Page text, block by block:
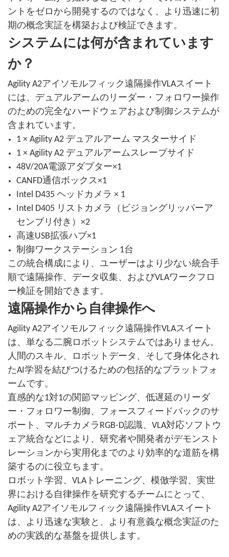
ントをゼロから開発するのではなく、より迅速に初
期の概念実証を構築および検証できます。
システムには何が含まれています
か？
Agility A2アイソモルフィック遠隔操作VLAスイート
には、デュアルアームのリーダー・フォロワー操作
のための完全なハードウェアおよび制御システムが
含まれています。
1 × Agility A2 デュアルアーム マスターサイド
1 × Agility A2 デュアルアームスレーブサイド
48V/20A電源アダプター×1
CANFD通信ボックス×1
Intel D435 ヘッドカメラ × 1
Intel D405 リストカメラ（ビジョングリッパーア
センブリ付き）×2
高速USB拡張ハブ×1
制御ワークステーション 1台
この統合構成により、ユーザーはより少ない統合手
順で遠隔操作、データ収集、およびVLAワークフロ
ー検証を開始できます。
遠隔操作から自律操作へ
Agility A2アイソモルフィック遠隔操作VLAスイート
は、単なる二腕ロボットシステムではありません。
人間のスキル、ロボットデータ、そして身体化され
たAI学習を結びつけるための包括的なプラットフォ
ームです。
直感的な1対1の関節マッピング、低遅延のリーダ
ー・フォロワー制御、フォースフィードバックのサ
ポート、マルチカメラRGB-D認識、VLA対応ソフトウ
ェア統合などにより、研究者や開発者がデモンスト
レーションから実用化までのより効率的な道筋を構
築するのに役立ちます。
ロボット学習、VLAトレーニング、模倣学習、実世
界における自律操作を研究するチームにとって、
Agility A2アイソモルフィック遠隔操作VLAスイート
は、より迅速な実験と、より有意義な概念実証のた
めの実践的な基盤を提供します。